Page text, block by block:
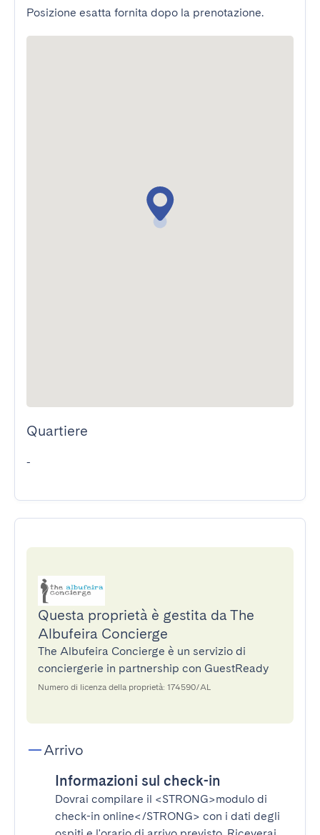
Posizione esatta fornita dopo la prenotazione.
Quartiere
-
Questa proprietà è gestita da The
Albufeira Concierge
The Albufeira Concierge è un servizio di
conciergerie in partnership con GuestReady
Numero di licenza della proprietà: 174590/AL
Arrivo
Informazioni sul check-in
Dovrai compilare il <STRONG>modulo di
check-in online</STRONG> con i dati degli